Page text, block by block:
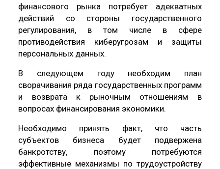
финансового рынка потребует адекватных
действий со стороны государственного
регулирования, в том числе в сфере
противодействия киберугрозам и защиты
персональных данных.
В следующем году необходим план
сворачивания ряда государственных программ
и возврата к рыночным отношениям в
вопросах финансирования экономики.
Необходимо принять факт, что часть
субъектов бизнеса будет подвержена
банкротству, поэтому потребуются
эффективные механизмы по трудоустройству